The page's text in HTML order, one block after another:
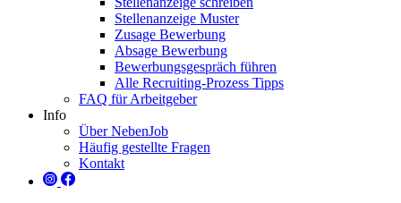
Stellenanzeige Muster
Zusage Bewerbung
Absage Bewerbung
Bewerbungsgespräch führen
Alle Recruiting-Prozess Tipps
FAQ für Arbeitgeber
Info
Über NebenJob
Häufig gestellte Fragen
Kontakt